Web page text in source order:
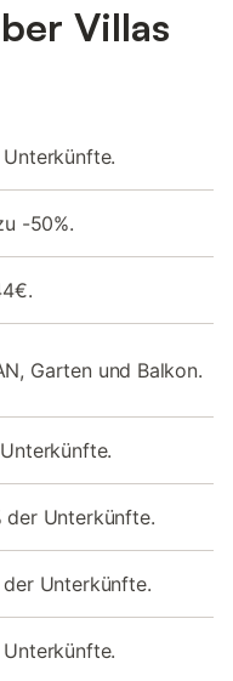
Villas
-50%.
Garten und Balkon.
der Unterkünfte.
der Unterkünfte.